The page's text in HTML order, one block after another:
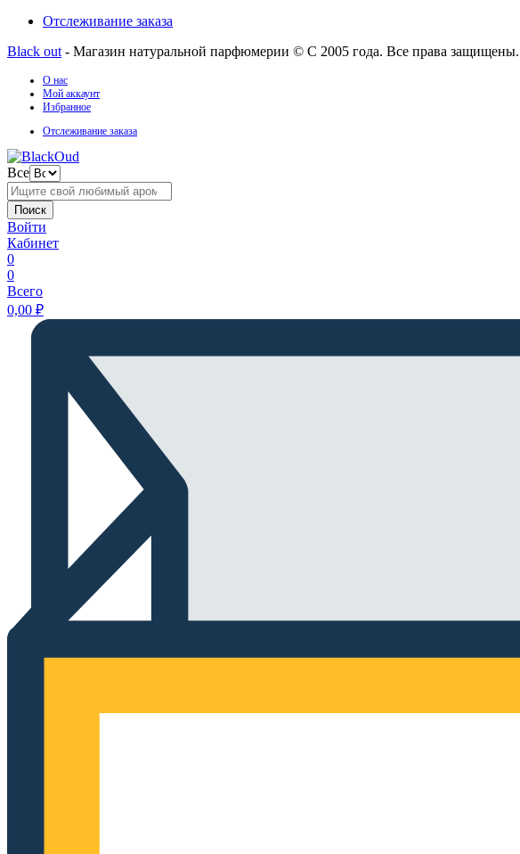
Отслеживание заказа
Black out - Магазин натуральной парфюмерии © С 2005 года. Все права защищены.
О нас
Мой аккаунт
Избранное
Отслеживание заказа
Все
Поиск
Войти
Кабинет
0
0
Всего
0,00 ₽